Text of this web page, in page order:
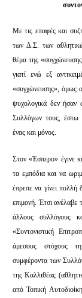
Με τις επαφές και
των Δ.Σ. των
θέμα της
γιατί ενώ εξ
«συγχώνευσης», όμως
ψυχολογικά δεν ήσαν
Συλλόγων τους, έστω
ένας και μόνος.
Στον «Έσπερο» έγινε
τα εμπόδια και να
έπρεπε να γίνει πολλή
επιμονή. Έτσι ανέλαβε
άλλους συλλόγους
«Συντονιστική
άμεσους στόχους
συμφέροντα των
της Καλλιθέας
από Τοπική